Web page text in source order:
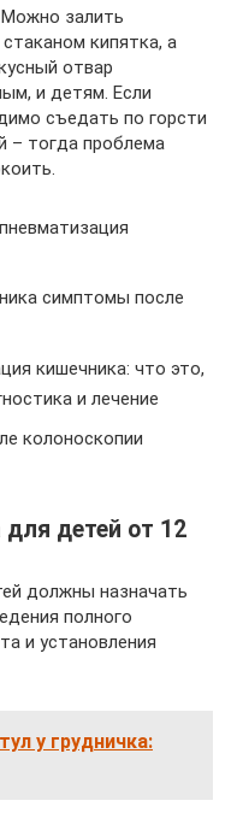
Можно залить
кипятка, а
отвар
и детям. Если
съедать по горсти
– тогда проблема
симптомы после
кишечника: что это,
и лечение
колоноскопии
детей от 12
должны назначать
полного
и установления
у грудничка: